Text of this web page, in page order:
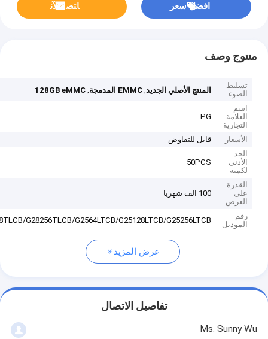
افضل سعر ﺎﺘﺼﻟ ﺍﻶﻧ
منتوج وصف
تسليط
الضوء
المنتج الأصلي الجديد,EMMC المدمجة ,
128GB eMMC
اسم
العلامة
التجارية
PG
الأسعار
قابل للتفاوض
الحد
الأدنى
لكمية
50PCS
القدرة
على
العرض
100 الف شهريا
رقم
الموديل
G28256TLCB/G2564LTCB/G25128LTCB/G25256LTCB
عرض المزيد
تفاصيل الاتصال
Ms. Sunny Wu